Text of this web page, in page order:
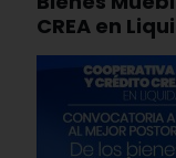
CREA en